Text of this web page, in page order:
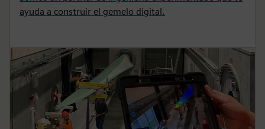
ayuda a construir el gemelo digital.